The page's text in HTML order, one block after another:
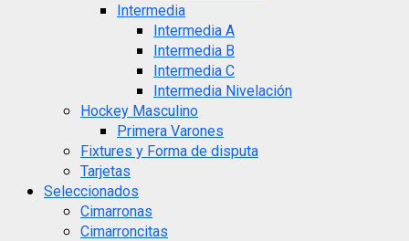
Intermedia
Intermedia A
Intermedia B
Intermedia C
Intermedia Nivelación
Hockey Masculino
Primera Varones
Fixtures y Forma de disputa
Tarjetas
Seleccionados
Cimarronas
Cimarroncitas